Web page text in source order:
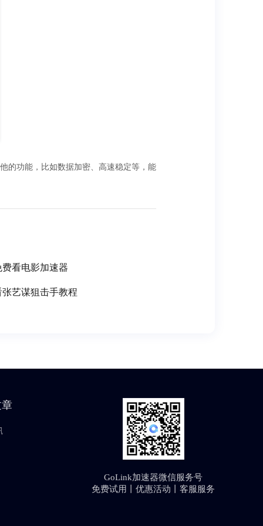
的功能，比如数据加密、高速稳定等，能
看电影加速器
艺谋狙击手教程
GoLink加速器微信服务号
免费试用丨优惠活动丨客服服务